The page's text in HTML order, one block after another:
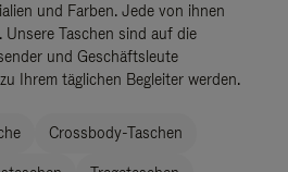
und Farben. Jede von ihnen
Taschen sind auf die
und Geschäftsleute
Ihrem täglichen Begleiter werden.
Crossbody-Taschen